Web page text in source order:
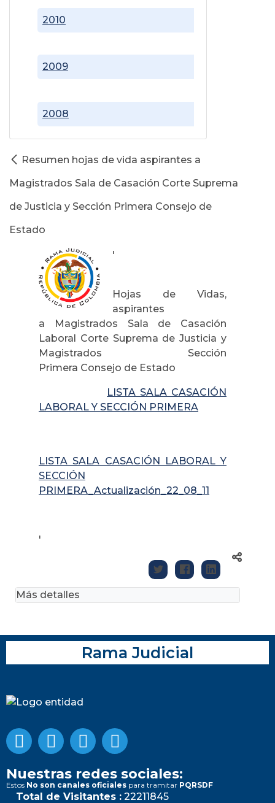
2008
2009
2010
Resumen hojas de vida aspirantes a
Magistrados Sala de Casación Corte Suprema
de Justicia y Sección Primera Consejo de
Estado
'
Hojas de Vidas,
aspirantes
a Magistrados Sala de Casación
Laboral Corte Suprema de Justicia y
Magistrados Sección
Primera Consejo de Estado
LISTA SALA CASACIÓN
LABORAL Y SECCIÓN PRIMERA
LISTA SALA CASACIÓN LABORAL Y
SECCIÓN
PRIMERA_Actualización_22_08_11
'
Más detalles
Rama Judicial
Nuestras redes sociales:
Estos No son canales oficiales para tramitar PQRSDF
Total de Visitantes : 22211845